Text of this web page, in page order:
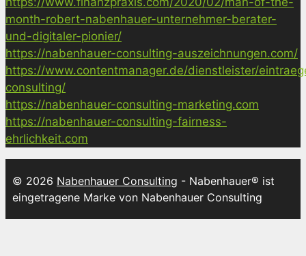
month-robert-nabenhauer-unternehmer-berater-
und-digitaler-pionier/
https://nabenhauer-consulting-auszeichnungen.com/
https://www.contentmanager.de/dienstleister/
consulting/
https://nabenhauer-consulting-marketing.com
https://nabenhauer-consulting-fairness-
ehrlichkeit.com
© 2026 Nabenhauer Consulting - Nabenhauer® ist
eingetragene Marke von Nabenhauer Consulting